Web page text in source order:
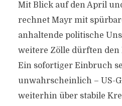
Mit Blick auf den April
rechnet Mayr mit
anhaltende politische
weitere Zölle dürften den
Ein sofortiger Einbruch
unwahrscheinlich – US-
weiterhin über stabile